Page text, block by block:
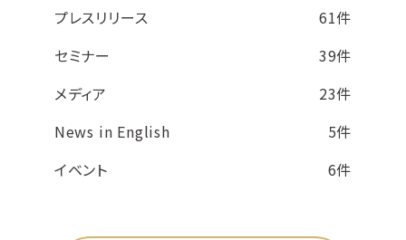
プレスリリース
61件
セミナー
39件
メディア
23件
News in English
5件
イベント
6件